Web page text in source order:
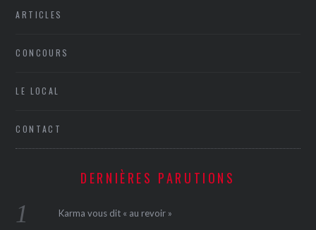
ARTICLES
CONCOURS
LE LOCAL
CONTACT
DERNIÈRES PARUTIONS
Karma vous dit « au revoir »